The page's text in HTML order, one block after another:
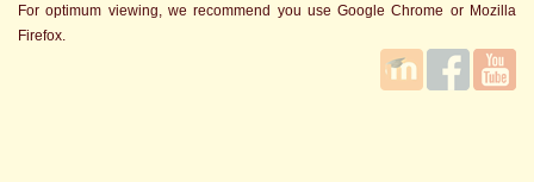
For optimum viewing, we recommend you use Google Chrome or Mozilla
Firefox.